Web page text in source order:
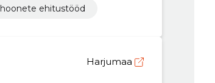
hoonete ehitustööd
Harjumaa